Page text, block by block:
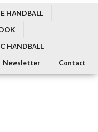
HANDBALL
HANDBALL
Newsletter Contact